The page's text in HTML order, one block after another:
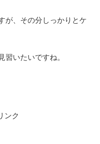
が、その分しっかりとケ
習いたいですね。
ンク